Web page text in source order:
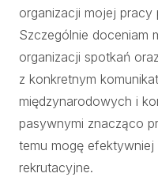
organizacji mojej pracy
Szczególnie doceniam
organizacji spotkań
z konkretnym
międzynarodowych i
pasywnymi znacząco
temu mogę
rekrutacyjne.